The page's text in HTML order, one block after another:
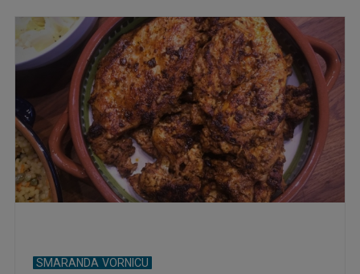
SMARANDA VORNICU